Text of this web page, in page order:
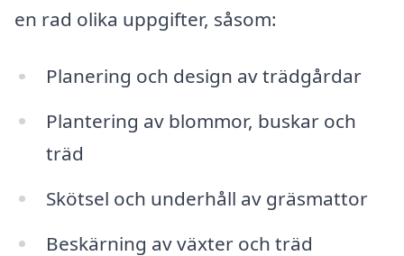
en rad olika uppgifter, såsom:
Planering och design av trädgårdar
Plantering av blommor, buskar och
träd
Skötsel och underhåll av gräsmattor
Beskärning av växter och träd